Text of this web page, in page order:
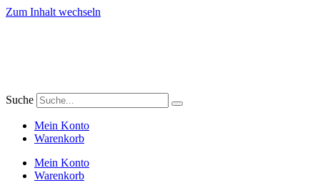
Zum Inhalt wechseln
Suche
Mein Konto
Warenkorb
Mein Konto
Warenkorb